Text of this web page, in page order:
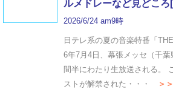
ルメドレーなど見どころ
2026/6/24 am9時
日テレ系の夏の音楽特番「
6年7月4日、幕張メッセ（千
間半にわたり生放送される。
ストが解禁された・・・
＞